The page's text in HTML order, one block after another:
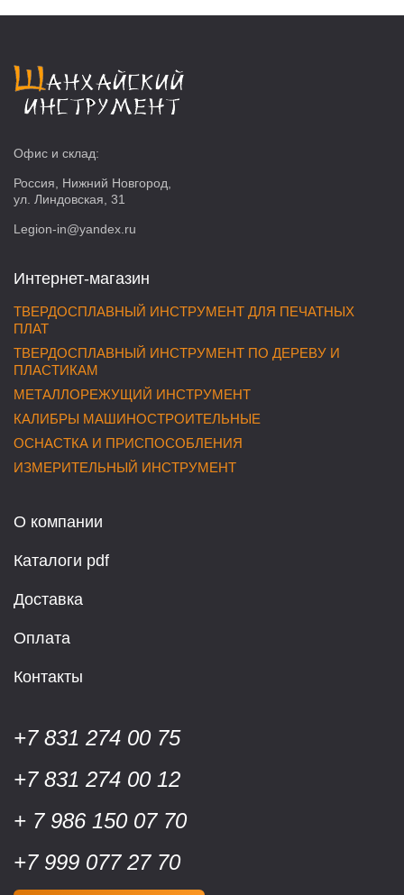
Офис и склад:
Россия, Нижний Новгород,
ул. Линдовская, 31
Legion-in@yandex.ru
Интернет-магазин
ТВЕРДОСПЛАВНЫЙ ИНСТРУМЕНТ ДЛЯ ПЕЧАТНЫХ
ПЛАТ
ТВЕРДОСПЛАВНЫЙ ИНСТРУМЕНТ ПО ДЕРЕВУ И
ПЛАСТИКАМ
МЕТАЛЛОРЕЖУЩИЙ ИНСТРУМЕНТ
КАЛИБРЫ МАШИНОСТРОИТЕЛЬНЫЕ
ОСНАСТКА И ПРИСПОСОБЛЕНИЯ
ИЗМЕРИТЕЛЬНЫЙ ИНСТРУМЕНТ
О компании
Каталоги pdf
Доставка
Оплата
Контакты
+7 831 274 00 75
+7 831 274 00 12
+ 7 986 150 07 70
+7 999 077 27 70